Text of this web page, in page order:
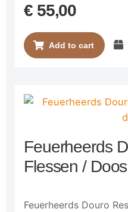
€55,00
Add to cart
Feuerheerds
Flessen / Doos
Feuerheerds Douro